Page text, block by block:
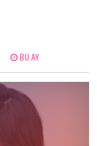
BU AY